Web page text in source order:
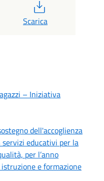
Scarica
– Iniziativa
dell'accoglienza
educativi per la
per l’anno
e formazione